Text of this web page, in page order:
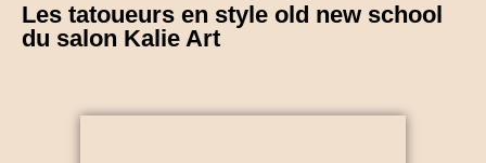
Les tatoueurs en style old new school
du salon Kalie Art